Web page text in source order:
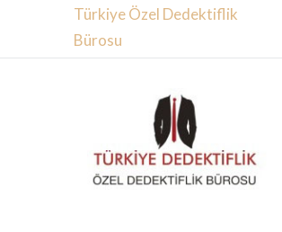
Türkiye Özel Dedektiflik
Bürosu